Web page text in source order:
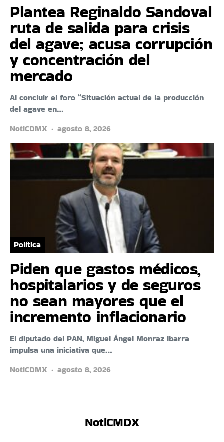
Plantea Reginaldo Sandoval
ruta de salida para crisis
del agave; acusa corrupción
y concentración del
mercado
Al concluir el foro “Situación actual de la producción
del agave en…
NotiCDMX
agosto 8, 2026
Política
Piden que gastos médicos,
hospitalarios y de seguros
no sean mayores que el
incremento inflacionario
El diputado del PAN, Miguel Ángel Monraz Ibarra
impulsa una iniciativa que…
NotiCDMX
agosto 8, 2026
NotiCMDX